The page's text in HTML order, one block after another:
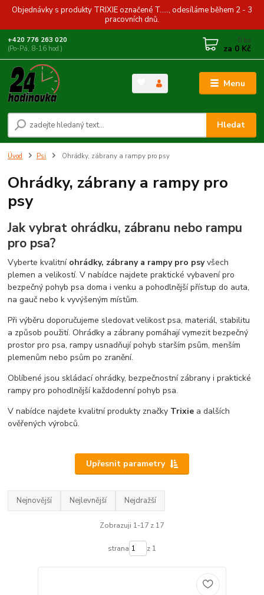
Objednávky s produkty TRIXIE označené T....., odesíláme během 2 - 3
pracovních dnů.
Menu
Hledat
+420 776 263 020
(Po-Pá, 8-16 hod.)
0 ks
za 0 Kč
Úvod Psi Ohrádky, zábrany a rampy pro psy
Ohrádky, zábrany a rampy pro
psy
Jak vybrat ohrádku, zábranu nebo rampu
pro psa?
Vyberte kvalitní ohrádky, zábrany a rampy pro psyvšech
plemen a velikostí. V nabídce najdete praktické vybavení pro
bezpečný pohyb psa doma i venku a pohodlnější přístup do auta,
na gauč nebo k vyvýšeným místům.
Při výběru doporučujeme sledovat velikost psa, materiál, stabilitu
a způsob použití. Ohrádky a zábrany pomáhají vymezit bezpečný
prostor pro psa, rampy usnadňují pohyb starším psům, menším
plemenům nebo psům po zranění.
Oblíbené jsou skládací ohrádky, bezpečnostní zábrany i praktické
rampy pro pohodlnější každodenní pohyb psa.
V nabídce najdete kvalitní produkty značky Trixie a dalších
ověřených výrobců.
Upřesnit parametry
Nejnovější Nejlevnější Nejdražší
Zobrazuji 1-17 z 17
strana z 1